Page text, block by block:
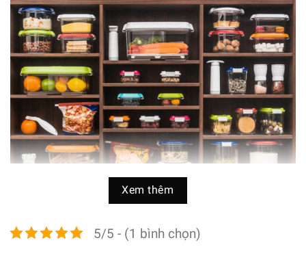
Hộp bảo quản thực phẩm hút chân không Status 0,8L
Xem thêm
5/5 - (1 bình chọn)